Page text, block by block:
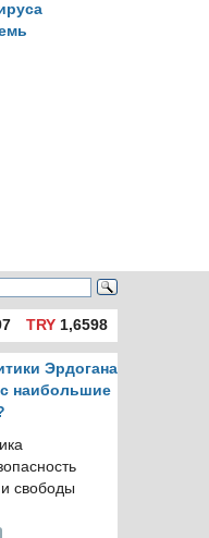
TRY1,6598
Эрдогана
наибольшие
свободы